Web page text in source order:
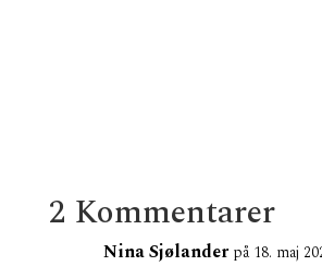
2 Kommentarer
Nina Sjølander på 18. maj